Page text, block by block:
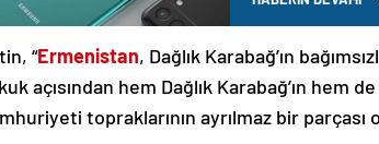
“Ermenistan, Dağlık Karabağ’ın
açısından hem Dağlık Karabağ’ın
topraklarının ayrılmaz bir